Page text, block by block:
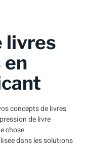
livres
concepts de livres
de livre
chose
dans les solutions